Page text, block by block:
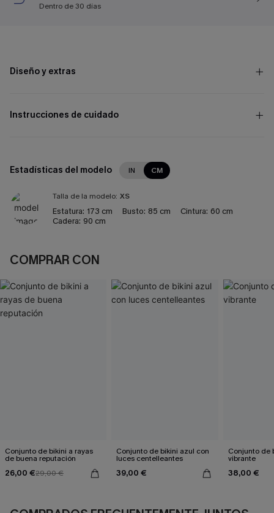
Dentro de 30 días
Diseño y extras
Instrucciones de cuidado
Estadísticas del modelo IN CM
Talla de la modelo: XS
Estatura: 173 cm Busto: 85 cm Cintura: 60 cm
Cadera: 90 cm
COMPRAR CON
Conjunto de bikini a rayas
de buena reputación
26,00 €29,00 €
Conjunto de bikini azul con
luces centelleantes
39,00 €
Conjunto de
vibrante
38,00 €